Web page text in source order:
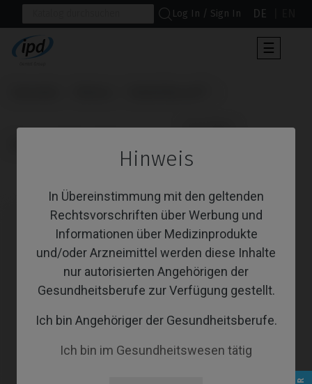
Hinweis
In Übereinstimmung mit den geltenden
Rechtsvorschriften über Werbung und
Informationen über Medizinprodukte
und/oder Arzneimittel werden diese Inhalte
nur autorisierten Angehörigen der
Gesundheitsberufe zur Verfügung gestellt.
Ich bin Angehöriger der Gesundheitsberufe.
Ich bin im Gesundheitswesen tätig
Log In / Sign In DE
der
☰
                      CoCr Base